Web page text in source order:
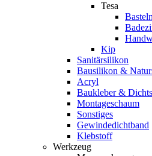
Tesa
Kip
Sanitärsilikon
Bausilikon &
Acryl
Baukleber &
Montageschaum
Sonstiges
Gewindedichtband
Klebstoff
Werkzeug